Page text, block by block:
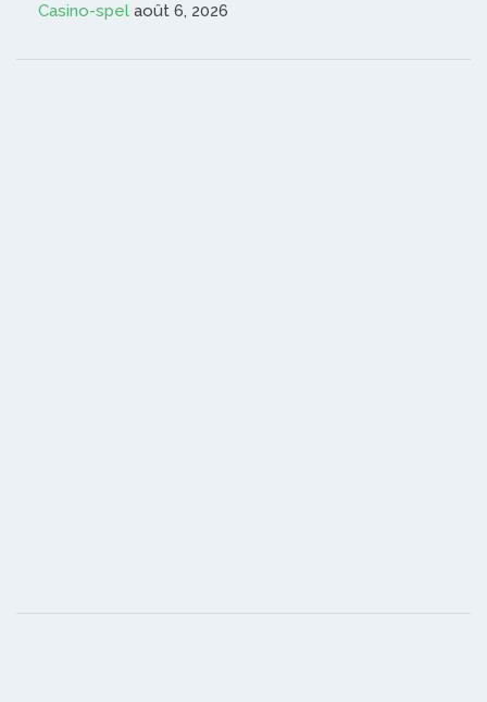
Casino-spel août 6, 2026